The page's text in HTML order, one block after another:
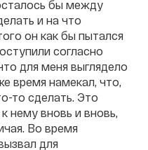
бы между
и на что
он как бы пытался
согласно
для меня выглядело
время намекал, что,
то сделать. Это
нему вновь и вновь,
Во время
для